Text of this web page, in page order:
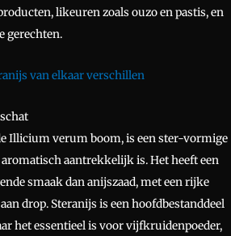
likeuren zoals ouzo en pastis, en
gerechten.
van elkaar verschillen
Illicium verum boom, is een ster-vormige
aantrekkelijk is. Het heeft een
smaak dan anijszaad, met een rijke
drop. Steranijs is een hoofdbestanddeel
het essentieel is voor vijfkruidenpoeder,